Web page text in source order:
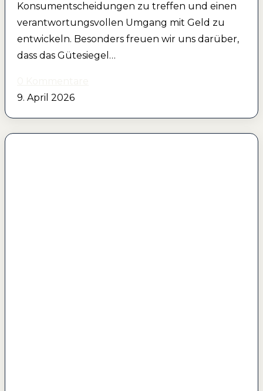
Konsumentscheidungen zu treffen und einen
verantwortungsvollen Umgang mit Geld zu
entwickeln. Besonders freuen wir uns darüber,
dass das Gütesiegel…
9. April 2026